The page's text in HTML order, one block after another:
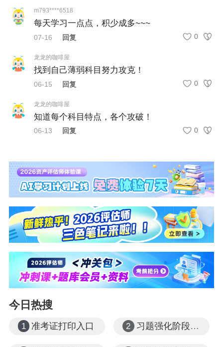
及的内容较多，尤其是第二部分。本科目考试时
计算量较大，对考生做题能力和思路转换的要求
较高，需要花费的时间和精力较多，建议尽早备
考。
课上/课后注意事项
同时在听课的过程中要理解课程内容，不懂的地
方有针对性的重点听。
（1）坚持听课；
（2）做配套讲义习题，独立思考；
（3）归纳总结。
◆ 课后归纳
（1）梳理知识点，建立知识框架；
（2）同步练习；
（3）完善补充总结，整理错题本，梳理考试规
律；
m793****6518
每天学习一点点，积少成多~~~
07-16 回复 0
龙龙的咖啡屋
找到自己薄弱科目努力攻克！
06-15 回复 0
龙龙的咖啡屋
知道每个科目特点，各个攻破！
06-13 回复 0
今日热搜
1 准考证打印入口 2 习题强化阶段课程